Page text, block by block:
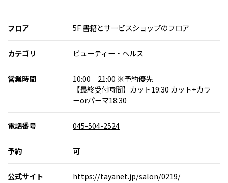
フロア 5F 書籍とサービスショップのフロア
カテゴリ ビューティー・ヘルス
営業時間
10:00‐21:00 ※予約優先
【最終受付時間】カット19:30 カット+カラ
ーorパーマ18:30
電話番号 045-504-2524
予約 可
公式サイト https://tayanet.jp/salon/0219/